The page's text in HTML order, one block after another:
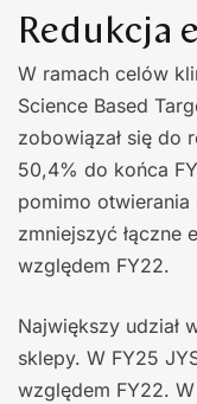
Redukcja
W ramach celów
Science Based
zobowiązał się do
50,4% do końca
pomimo otwierania
zmniejszyć łączne
względem FY22.
Największy udział
sklepy. W FY25
względem FY22.